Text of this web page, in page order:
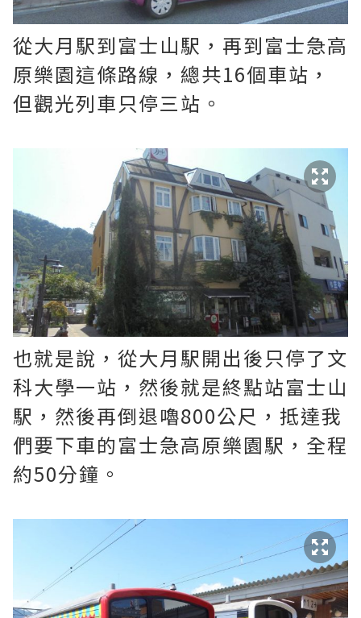
從大月駅到富士山駅，再到富士急高
原樂園這條路線，總共16個車站，
但觀光列車只停三站。
也就是說，從大月駅開出後只停了文
科大學一站，然後就是終點站富士山
駅，然後再倒退嚕800公尺，抵達我
們要下車的富士急高原樂園駅，全程
約50分鐘。